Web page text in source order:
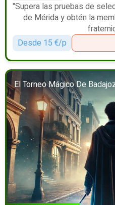
"Supera las pruebas de
de Mérida y obtén la
Desde 15 €/p
El Torneo Mágico De